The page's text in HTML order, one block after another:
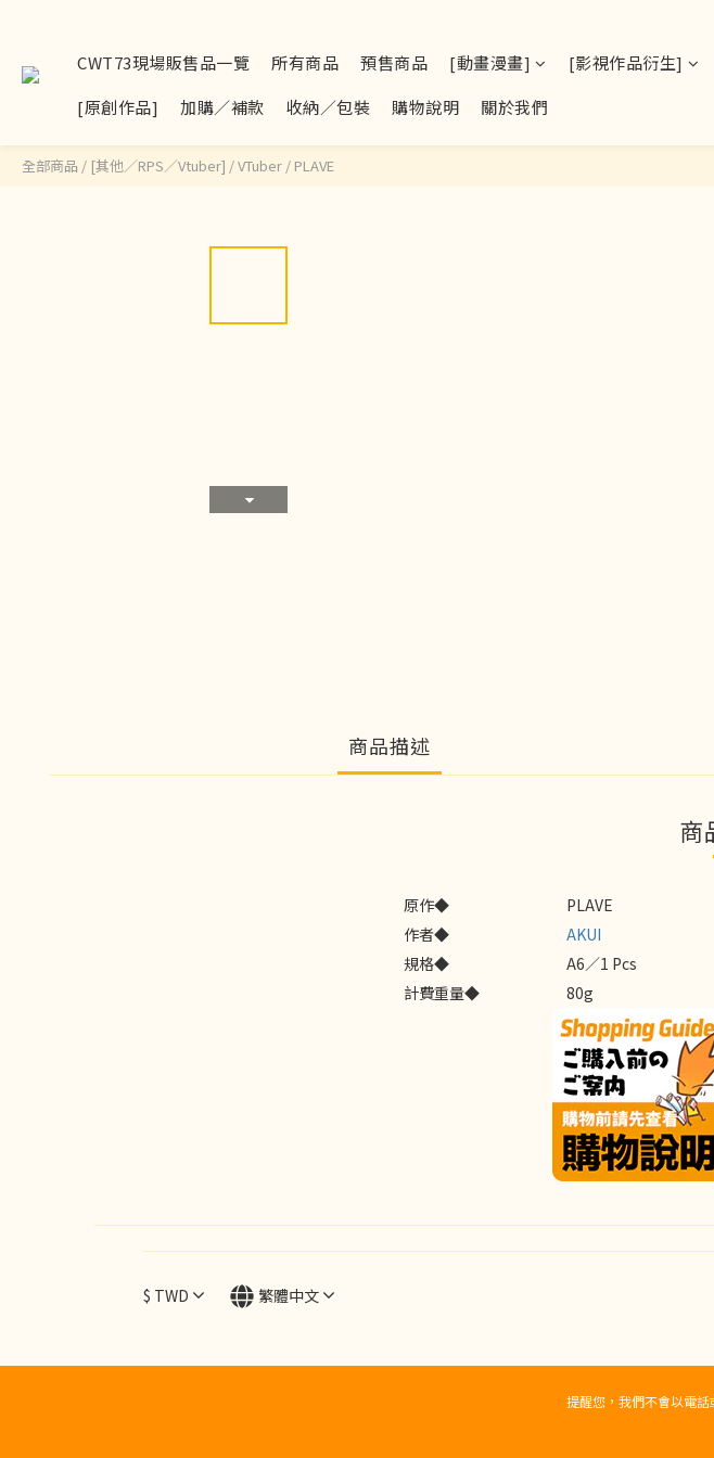
CWT73現場販售品一覽 所有商品 預售商品 [動畫漫畫] [影視作品衍生]
[原創作品]
加購／補款 收納／包裝 購物說明 關於我們
全部商品 / [其他／RPS／Vtuber] /VTuber / PLAVE
商品描述
商
原作◆
PLAVE
作者◆
AKUI
規格◆
A6／1 Pcs
計費重量◆
80g
$ TWD 繁體中文
提醒您，我們不會以電話